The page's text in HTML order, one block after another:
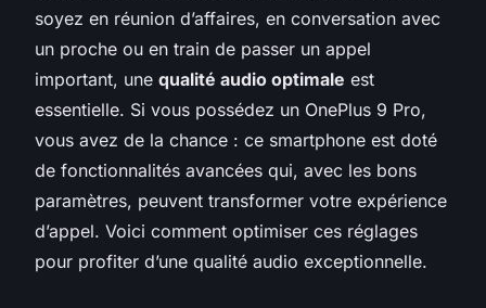
soyez en réunion d’affaires, en conversation avec
un proche ou en train de passer un appel
important, une qualité audio optimale est
essentielle. Si vous possédez un OnePlus 9 Pro,
vous avez de la chance : ce smartphone est doté
de fonctionnalités avancées qui, avec les bons
paramètres, peuvent transformer votre expérience
d’appel. Voici comment optimiser ces réglages
pour profiter d’une qualité audio exceptionnelle.